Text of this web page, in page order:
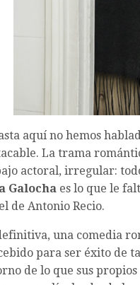
aquí no hemos
La trama
actoral, irregular:
Galocha es lo que le
de Antonio Recio.
una comedia
para ser éxito de
de lo que sus